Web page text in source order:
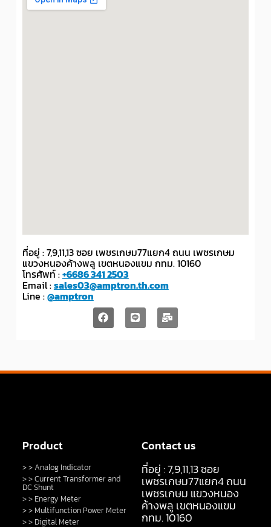
ที่อยู่ : 7,9,11,13 ซอย เพชรเกษม77แยก4 ถนน เพชรเกษม
แขวงหนองค้างพลู เขตหนองแขม กทม. 10160
โทรศัพท์ :+6686 341 2503
Email :sales03@amptron.th.com
Line :@amptron
Product
> > Analog Indicator
> > Current Transformer and
DC Shunt
> > Energy Meter
> > Multifunction Power Meter
> > Digital Meter
Contact us
ที่อยู่ : 7,9,11,13 ซอย
เพชรเกษม77แยก4 ถนน
เพชรเกษม แขวงหนอง
ค้างพลู เขตหนองแขม
กทม. 10160